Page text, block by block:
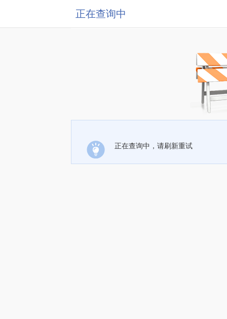
正在查询中
正在查询中，请刷新重试